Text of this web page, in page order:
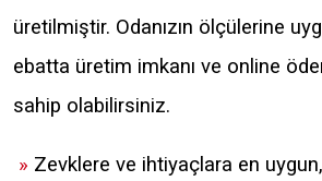
üretilmiştir. Odanızın ölçülerine
ebatta üretim imkanı ve online
sahip olabilirsiniz.
» Zevklere ve ihtiyaçlara en